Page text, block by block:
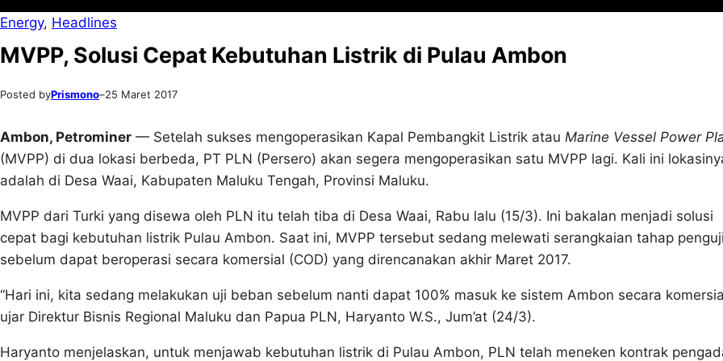
Energy, Headlines
MVPP, Solusi Cepat Kebutuhan Listrik di Pulau Ambon
Posted byPrismono–25 Maret 2017
Ambon, Petrominer — Setelah sukses mengoperasikan Kapal Pembangkit Listrik atau Marine Vessel Power
(MVPP) di dua lokasi berbeda, PT PLN (Persero) akan segera mengoperasikan satu MVPP lagi. Kali ini
adalah di Desa Waai, Kabupaten Maluku Tengah, Provinsi Maluku.
MVPP dari Turki yang disewa oleh PLN itu telah tiba di Desa Waai, Rabu lalu (15/3). Ini bakalan menjadi solusi
cepat bagi kebutuhan listrik Pulau Ambon. Saat ini, MVPP tersebut sedang melewati serangkaian tahap
sebelum dapat beroperasi secara komersial (COD) yang direncanakan akhir Maret 2017.
“Hari ini, kita sedang melakukan uji beban sebelum nanti dapat 100% masuk ke sistem Ambon secara
ujar Direktur Bisnis Regional Maluku dan Papua PLN, Haryanto W.S., Jum’at (24/3).
Haryanto menjelaskan, untuk menjawab kebutuhan listrik di Pulau Ambon, PLN telah meneken kontrak